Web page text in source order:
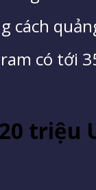
cách
có tới
triệu